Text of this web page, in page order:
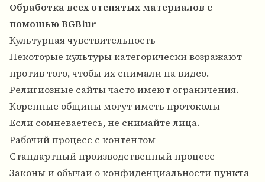
Обработка всех отснятых материалов с
помощью BGBlur
Культурная чувствительность
Некоторые культуры категорически возражают
против того, чтобы их снимали на видео.
Религиозные сайты часто имеют ограничения.
Коренные общины могут иметь протоколы
Если сомневаетесь, не снимайте лица.
Рабочий процесс с контентом
Стандартный производственный процесс
Законы и обычаи о конфиденциальности пункта